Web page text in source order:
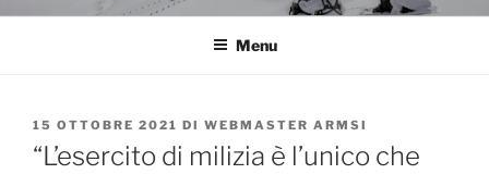
Menu
PUBBLICATO
IL
15 OTTOBRE 2021 DI WEBMASTER ARMSI
“L’esercito di milizia è l’unico che